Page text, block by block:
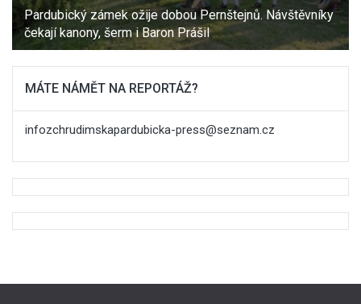
Pardubický zámek ožije dobou Pernštejnů. Návštěvníky
čekají kanony, šerm i Baron Prášil
MÁTE NÁMĚT NA REPORTÁŽ?
infozchrudimskapardubicka-press@seznam.cz